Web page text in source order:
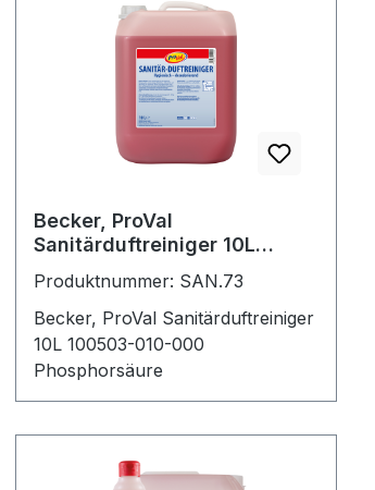
Becker, ProVal
Sanitärduftreiniger 10L
Produktnummer: SAN.73
Becker, ProVal Sanitärduftreiniger
10L 100503-010-000
Phosphorsäure